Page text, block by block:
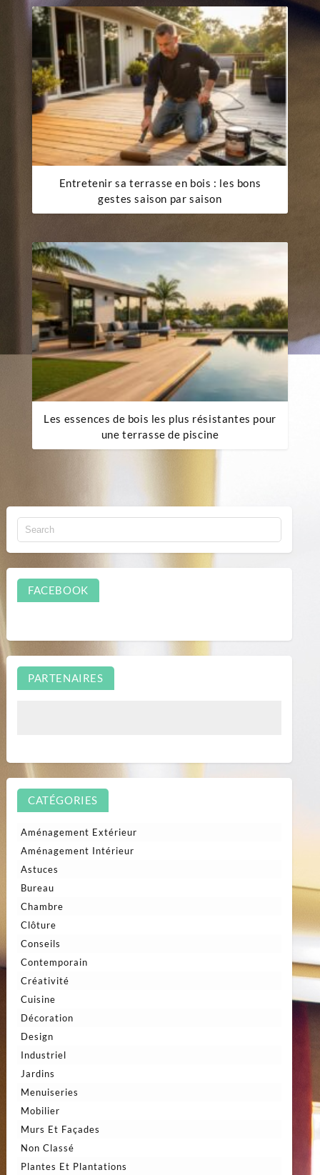
Entretenir sa terrasse en bois : les bons
gestes saison par saison
Les essences de bois les plus résistantes pour
une terrasse de piscine
FACEBOOK
PARTENAIRES
CATÉGORIES
Aménagement Extérieur
Aménagement Intérieur
Astuces
Bureau
Chambre
Clôture
Conseils
Contemporain
Créativité
Cuisine
Décoration
Design
Industriel
Jardins
Menuiseries
Mobilier
Murs Et Façades
Non Classé
Plantes Et Plantations